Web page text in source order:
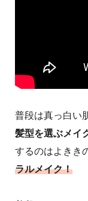
普段は真っ白い
髪型を選ぶメイ
するのはよきき
ラルメイク！